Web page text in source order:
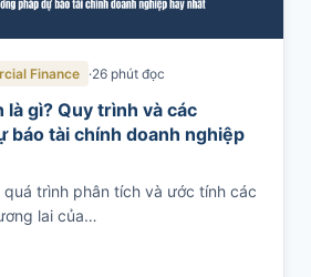
Finance 26 phút đọc
là gì? Quy trình và các
báo tài chính doanh nghiệp
quá trình phân tích và ước tính các
lai của…